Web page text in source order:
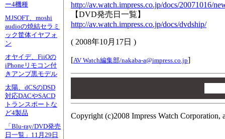
ー4機種
MJSOFT、moshi
audioの焼結セラミ
ック筐体イヤフォ
ン
オヤイデ、FiiOの
iPhoneリモコン付
きアンプ黒モデル
太陽、dCSのDSD
対応DACやSACD
トランスポートな
ど4製品
「Blu-ray/DVD発売
日一覧」11月29日
http://av.watch.impress.co.jp/docs/20071016/
【DVD発売日一覧】
http://av.watch.impress.co.jp/docs/dvdship/
( 2008年10月17日 )
[AV Watch編集部/nakaba-a@impress.co.jp]
Copyright (c)2008 Impress Watch Corporation,